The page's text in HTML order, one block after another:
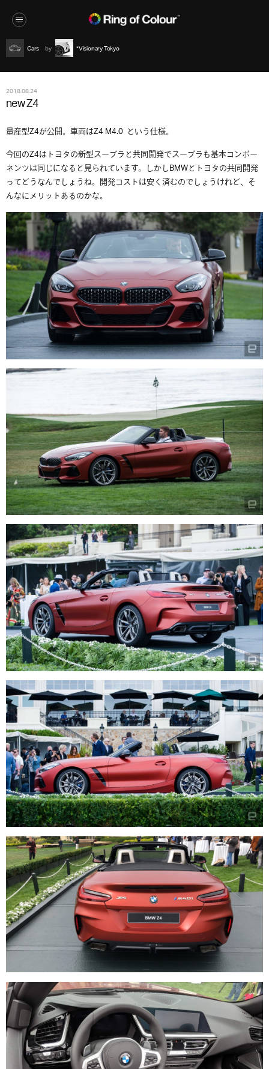
Cars *Visionary Tokyo
2018.08.24
new Z4
量産型Z4が公開。車両はZ4 M4.0 という仕様。
今回のZ4はトヨタの新型スープラと共同開発でスープラも基本コンポー
ネンツは同じになると見られています。しかしBMWとトヨタの共同開発
ってどうなんでしょうね。開発コストは安く済むのでしょうけれど、そ
んなにメリットあるのかな。